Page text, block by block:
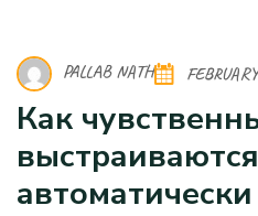
PALLAB NATH
Как
выстраиваются
автоматически